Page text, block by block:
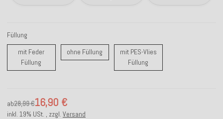
Füllung
mit Feder
Füllung mit Feder Füllung
ohne Füllung ohne Füllung
mit PES-Vlies
Füllung
ab 16,90 €
28,99 €
inkl. 19% USt. , zzgl. Versand